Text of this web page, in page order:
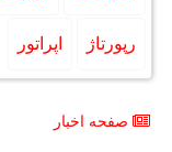
رپورتاژ اپراتور
صفحه اخبار